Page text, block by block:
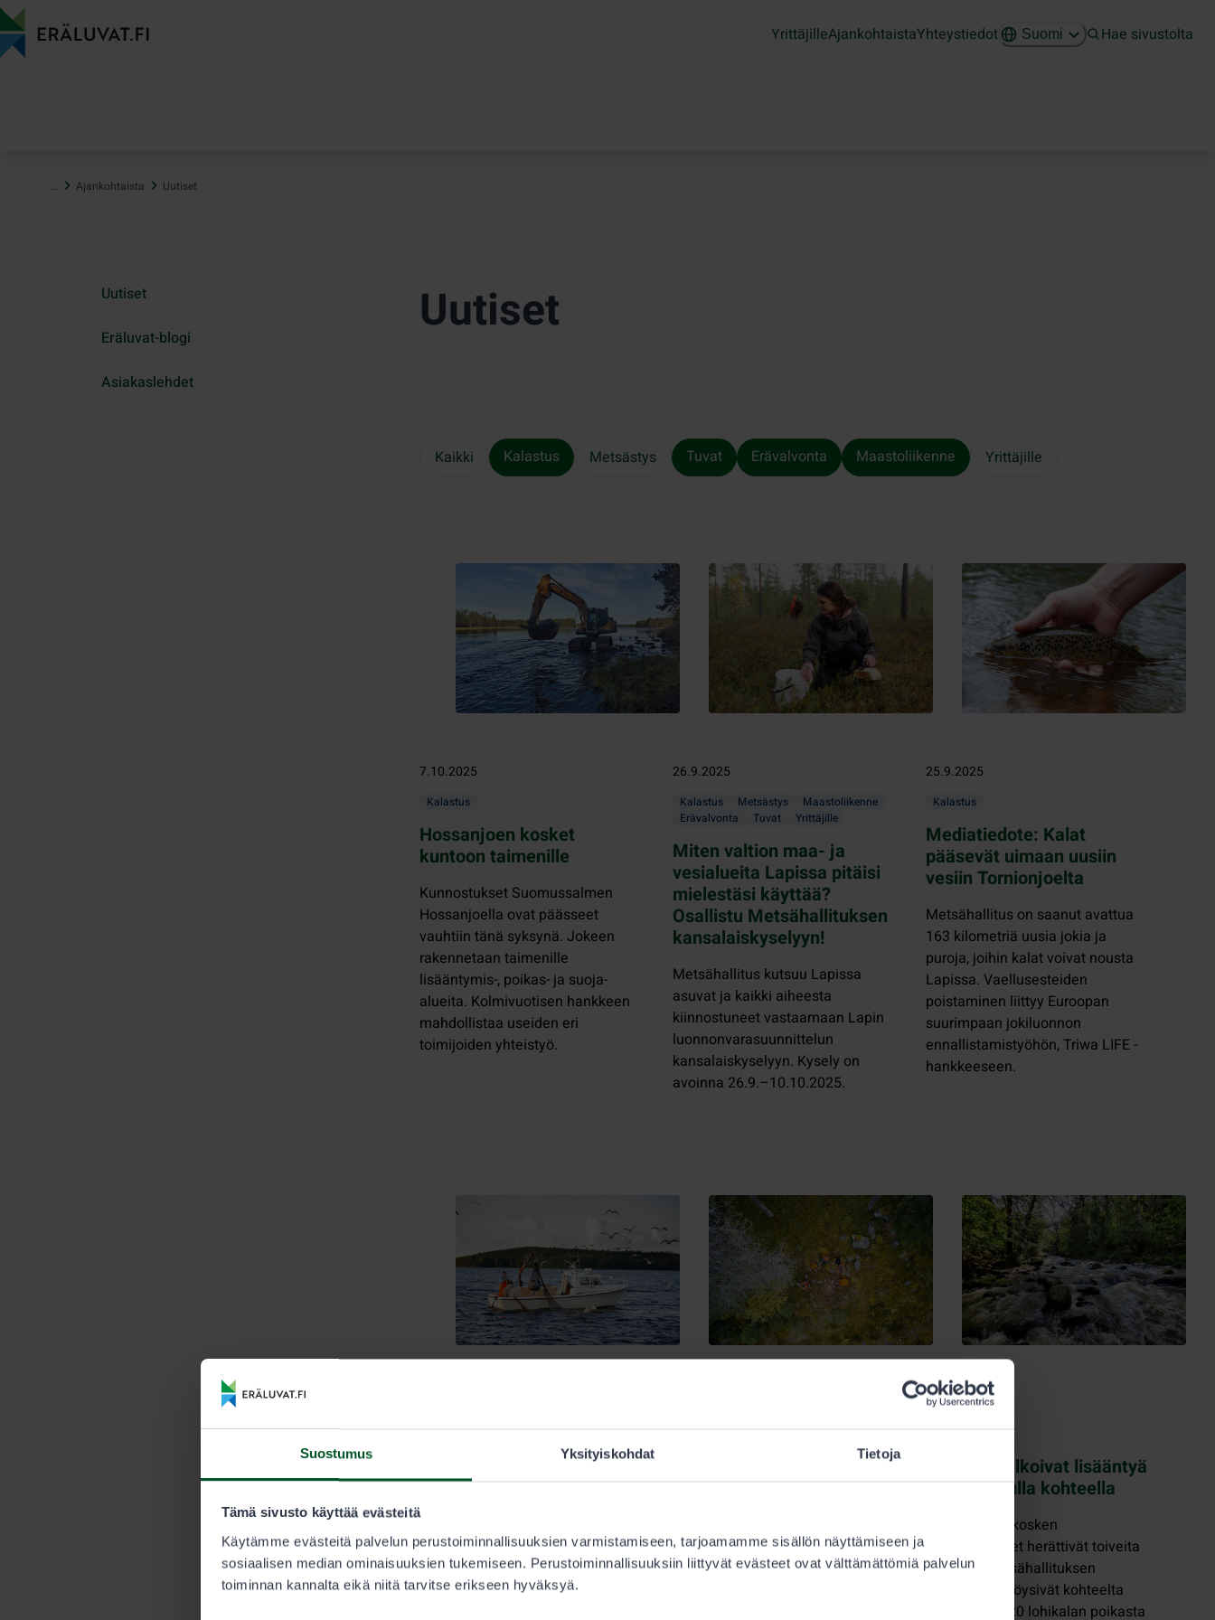
Suostumus Yksityiskohdat Tietoja
Tämä sivusto käyttää evästeitä
Käytämme evästeitä palvelun perustoiminnallisuuksien varmistamiseen, tarjoamamme sisällön näyttämiseen ja
sosiaalisen median ominaisuuksien tukemiseen. Perustoiminnallisuuksiin liittyvät evästeet ovat välttämättömiä palvelun
toiminnan kannalta eikä niitä tarvitse erikseen hyväksyä.
Hyppää
sisältöön
YrittäjilleAjankohtaistaYhteystiedot Suomi Hae sivustolta
… Ajankohtaista Uutiset
Uutiset
Eräluvat-blogi
Asiakaslehdet
Uutiset
Kaikki Kalastus Metsästys Tuvat Erävalvonta Maastoliikenne Yrittäjille
7.10.2025
Kalastus
Hossanjoen kosket
kuntoon taimenille
Kunnostukset Suomussalmen
Hossanjoella ovat päässeet
vauhtiin tänä syksynä. Jokeen
rakennetaan taimenille
lisääntymis-, poikas- ja suoja-
alueita. Kolmivuotisen hankkeen
mahdollistaa useiden eri
toimijoiden yhteistyö.
26.9.2025
Kalastus Metsästys
Maastoliikenne
Erävalvonta
Tuvat Yrittäjille
Miten valtion maa- ja
vesialueita Lapissa pitäisi
mielestäsi käyttää?
Osallistu Metsähallituksen
kansalaiskyselyyn!
Metsähallitus kutsuu Lapissa
asuvat ja kaikki aiheesta
kiinnostuneet vastaamaan Lapin
luonnonvarasuunnittelun
kansalaiskyselyyn. Kysely on
avoinna 26.9.–10.10.2025.
25.9.2025
Kalastus
Mediatiedote: Kalat
pääsevät uimaan uusiin
vesiin Tornionjoelta
Metsähallitus on saanut avattua
163 kilometriä uusia jokia ja
puroja, joihin kalat voivat nousta
Lapissa. Vaellusesteiden
poistaminen liittyy Euroopan
suurimpaan jokiluonnon
ennallistamistyöhön, Triwa LIFE -
hankkeeseen.
Kalastus
Kuulutus: Kaupallisen
kalastuksen luvat
Metsähallitus julistaa haettavaksi
kalastusluvat kaupalliseen
kalastukseen Ylä-Lapin alueelle
vuosille 2026–2028 ja muualle
Kalastus Metsästys
Tuvat
Erä- ja luontoyhteisössä
luonnossa liikkujien
palveluita
29.8.2025
Kalastus
Lohikalat alkoivat lisääntyä
kunnostetulla kohteella
Latokartanonkosken
koekalastukset herättivät toiveita
Salossa. Metsähallituksen
asiantuntijat löysivät kohteelta
paikoin jopa 20 lohikalan poikasta